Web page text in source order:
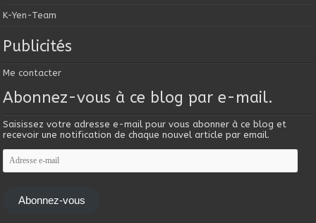
K-Yen-Team
Publicités
Me contacter
Abonnez-vous à ce blog par e-mail.
Saisissez votre adresse e-mail pour vous abonner à ce blog et
recevoir une notification de chaque nouvel article par email.
Adresse
e-
mail
Abonnez-vous